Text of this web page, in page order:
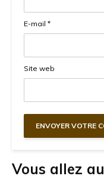
E-mail *
Site web
Vous allez